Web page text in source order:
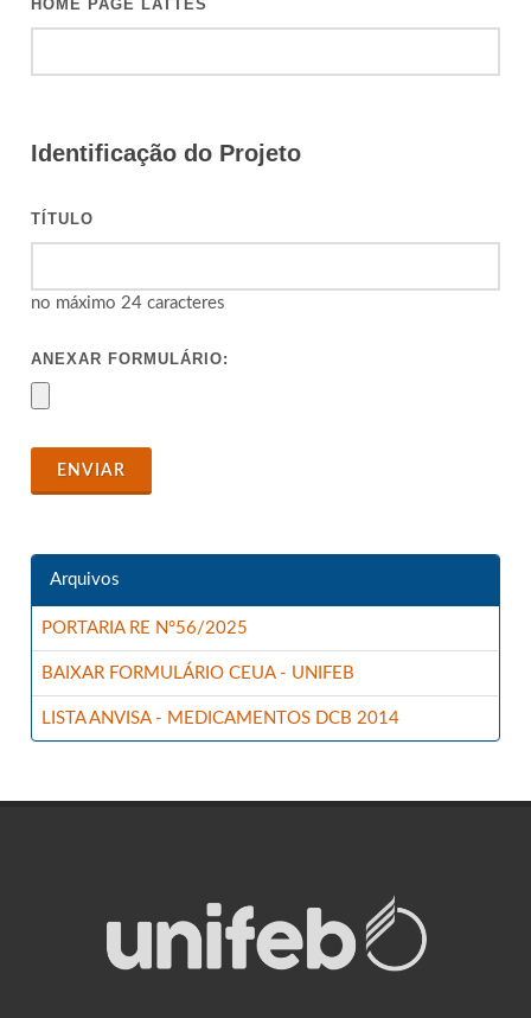
HOME PAGE LATTES
Identificação do Projeto
TÍTULO
no máximo 24 caracteres
ANEXAR FORMULÁRIO:
ENVIAR
Arquivos
PORTARIA RE N°56/2025
BAIXAR FORMULÁRIO CEUA - UNIFEB
LISTA ANVISA - MEDICAMENTOS DCB 2014